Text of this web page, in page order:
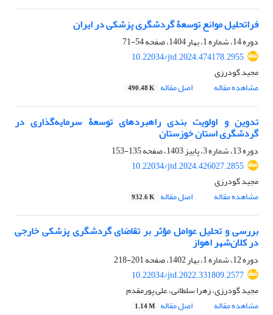
فراتحلیل موانع توسعۀ گردشگری پزشکی در ایران
دوره 14، شماره 1، بهار 1404، صفحه
54-71
10.22034/jtd.2024.474178.2955
مجید گودرزی
مشاهده مقاله
اصل مقاله 490.48 K
تدوین و اولویت بندی راهبردهای توسعۀ سرمایه‌گذاری در
گردشگری استان خوزستان
دوره 13، شماره 3، پاییز 1403، صفحه
135-153
10.22034/jtd.2024.426027.2855
مجید گودرزی
مشاهده مقاله
اصل مقاله 932.6 K
بررسی و تحلیل عوامل مؤثر بر تقاضای گردشگری پزشکی خارجی
در کلان‌شهر اهواز
دوره 12، شماره 1، بهار 1402، صفحه
201-218
10.22034/jtd.2022.331809.2577
مجید گودرزی، زهرا سلطانی، علی پورمقدم
مشاهده مقاله
اصل مقاله 1.14 M